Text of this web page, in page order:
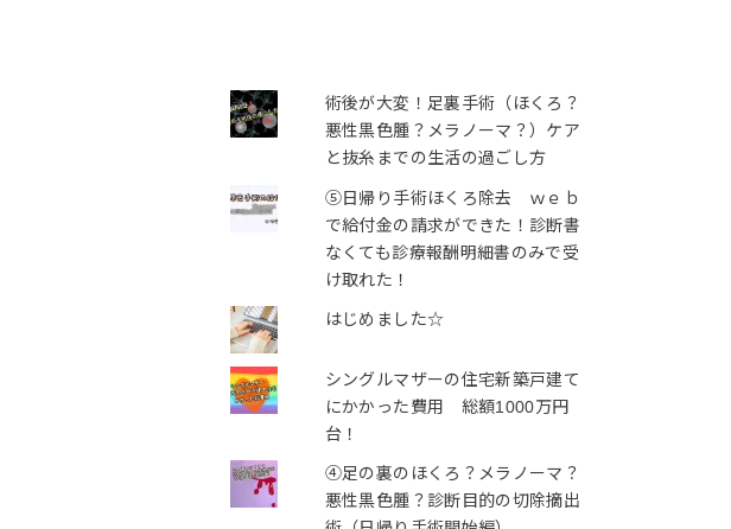
術後が大変！足裏手術（ほくろ？
悪性黒色腫？メラノーマ？）ケア
と抜糸までの生活の過ごし方
⑤日帰り手術ほくろ除去 ｗｅｂ
で給付金の請求ができた！診断書
なくても診療報酬明細書のみで受
け取れた！
はじめました☆
シングルマザーの住宅新築戸建て
にかかった費用 総額1000万円
台！
④足の裏のほくろ？メラノーマ？
悪性黒色腫？診断目的の切除摘出